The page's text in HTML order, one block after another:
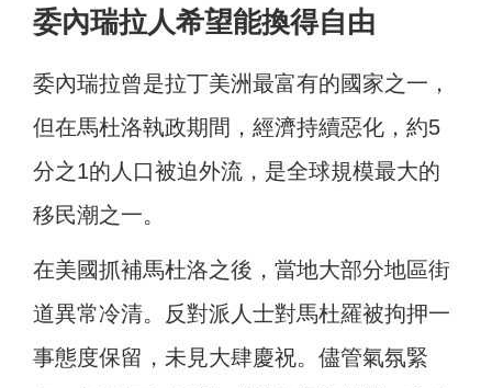
委內瑞拉人希望能換得自由
委內瑞拉曾是拉丁美洲最富有的國家之一，
但在馬杜洛執政期間，經濟持續惡化，約5
分之1的人口被迫外流，是全球規模最大的
移民潮之一。
在美國抓補馬杜洛之後，當地大部分地區街
道異常冷清。反對派人士對馬杜羅被拘押一
事態度保留，未見大肆慶祝。儘管氣氛緊